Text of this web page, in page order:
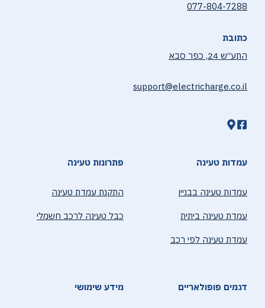
077-804-7288
כתובת
התע״ש 24, כפר סבא
support@electricharge.co.il
עמדות טעינה
עמדות טעינה בבניין
עמדת טעינה ביתית
עמדת טעינה לפי רכב
פתרונות טעינה
התקנת עמדת טעינה
כבל טעינה לרכב חשמלי
דגמים פופולאריים מידע שימושי